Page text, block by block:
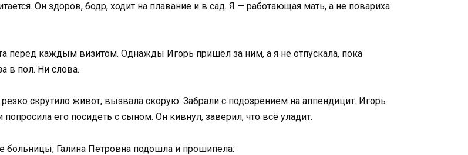
Он здоров, бодр, ходит на плавание и в сад. Я — работающая мать, а не повариха
перед каждым визитом. Однажды Игорь пришёл за ним, а я не отпускала, пока
в пол. Ни слова.
скрутило живот, вызвала скорую. Забрали с подозрением на аппендицит. Игорь
его посидеть с сыном. Он кивнул, заверил, что всё уладит.
больницы, Галина Петровна подошла и прошипела: